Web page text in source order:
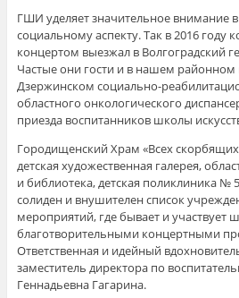
ГШИ уделяет значительное внимание
социальному аспекту. Так в 2016 году
концертом выезжал в Волгоградский
Частые они гости и в нашем районном
Дзержинском социально-
областного онкологического
приезда воспитанников школы
Городищенский Храм «Всех скорбящих
детская художественная галерея,
и библиотека, детская поликлиника №
солиден и внушителен список
мероприятий, где бывает и участвует
благотворительными концертными
Ответственная и идейный
заместитель директора по
Геннадьевна Гагарина.